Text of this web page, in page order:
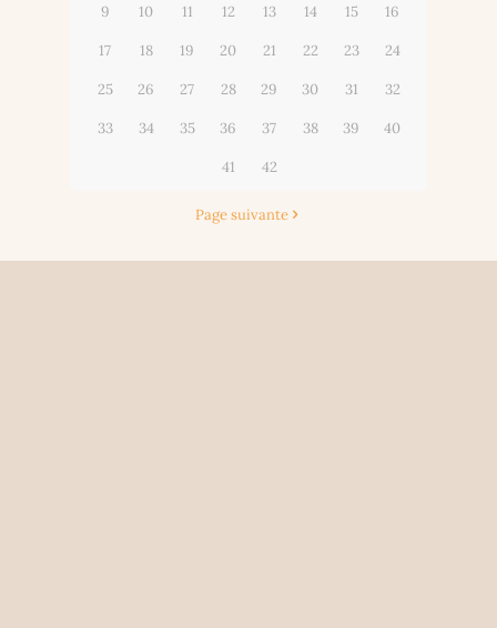
9 10 11 12 13 14 15 16
17 18 19 20 21 22 23 24
25 26 27 28 29 30 31 32
33 34 35 36 37 38 39 40
41 42
Page suivante